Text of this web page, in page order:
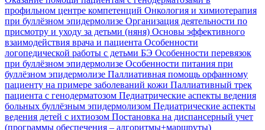
профильном центре компетенций Онкология и химиотерапия
при буллёзном эпидермолизе Организация деятельности по
присмотру и уходу за детьми (няня) Основы эффективного
взаимодействия врача и пациента Особенности
логопедической работы с детьми БЭ Особенности перевязок
при буллёзном эпидермолизе Особенности питания при
буллёзном эпидермолизе Паллиативная помощь орфанному
пациенту на примере заболеваний кожи Паллиативный трек
пациента с генодерматозом Педиатрические аспекты ведения
больных буллёзным эпидермолизом Педиатрические аспекты
ведения детей с ихтиозом Постановка на диспансерный учет
(программы обеспечения – алгоритмы+маршруты)